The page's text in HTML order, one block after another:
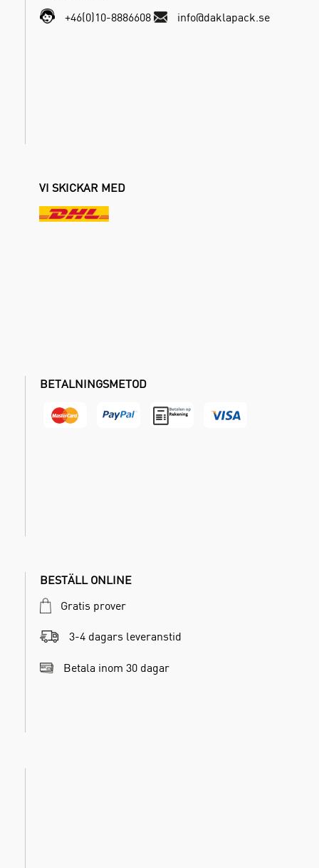
+46(0)10-8886608
info@daklapack.se
VI SKICKAR MED
BETALNINGSMETOD
BESTÄLL ONLINE
Gratis prover
3-4 dagars leveranstid
Betala inom 30 dagar